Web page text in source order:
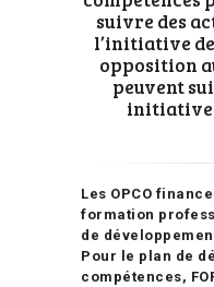
suivre des
l’initiative
opposition
peuvent
initiative
Les OPCO
formation
de
Pour le plan de
compétences,